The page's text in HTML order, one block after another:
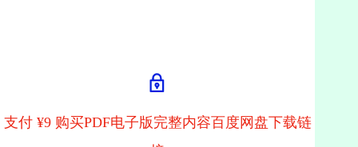
支付 ¥9 购买PDF电子版完整内容百度网盘下载链